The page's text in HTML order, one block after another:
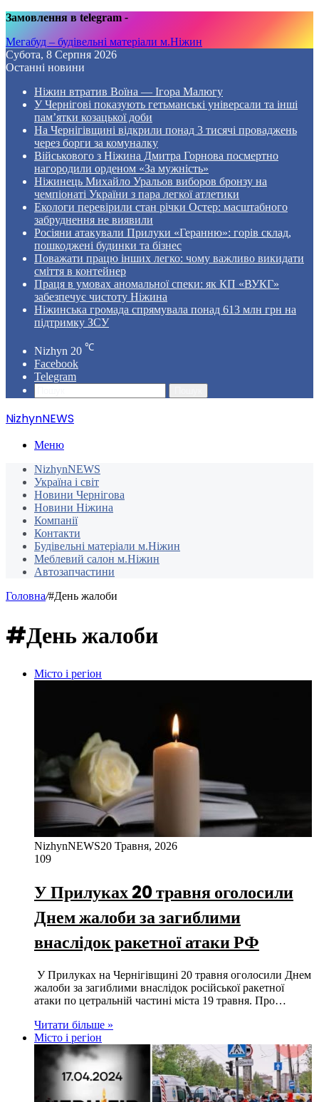
Замовлення в telegram -
Мегабуд – будівельні матеріали м.Ніжин
Субота, 8 Серпня 2026
Останні новини
Ніжин втратив Воїна — Ігора Малюгу
У Чернігові показують гетьманські універсали та інші
пам’ятки козацької доби
На Чернігівщині відкрили понад 3 тисячі проваджень
через борги за комуналку
Військового з Ніжина Дмитра Горнова посмертно
нагородили орденом «За мужність»
Ніжинець Михайло Уральов виборов бронзу на
чемпіонаті України з пара легкої атлетики
Екологи перевірили стан річки Остер: масштабного
забруднення не виявили
Росіяни атакували Прилуки «Геранню»: горів склад,
пошкоджені будинки та бізнес
Поважати працю інших легко: чому важливо викидати
сміття в контейнер
Праця в умовах аномальної спеки: як КП «ВУКГ»
забезпечує чистоту Ніжина
Ніжинська громада спрямувала понад 613 млн грн на
підтримку ЗСУ
Nizhyn 20 ℃
Facebook
Telegram
NizhynNEWS
Меню
NizhynNEWS
Україна і світ
Новини Чернігова
Новини Ніжина
Компанії
Контакти
Будівельні матеріали м.Ніжин
Меблевий салон м.Ніжин
Автозапчастини
Головна/#День жалоби
#День жалоби
Місто і регіон
NizhynNEWS20 Травня, 2026
109
У Прилуках 20 травня оголосили
Днем жалоби за загиблими
внаслідок ракетної атаки РФ
У Прилуках на Чернігівщині 20 травня оголосили Днем
жалоби за загиблими внаслідок російської ракетної
атаки по цетральній частині міста 19 травня. Про…
Читати більше »
Місто і регіон